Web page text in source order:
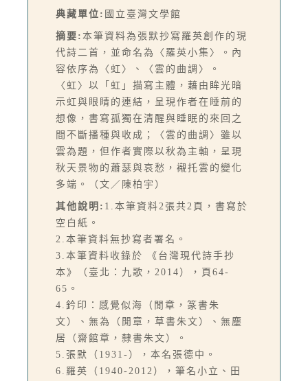
典藏單位: 國立臺灣文學館
摘要: 本筆資料為張默抄寫羅英創作的現
代詩二首，並命名為〈羅英小集〉。內
容依序為〈虹〉、〈雲的曲調〉。
〈虹〉以「虹」描寫主體，藉由眸光暗
示虹與眼睛的連結，呈現作者在睡前的
想像，書寫孤獨在清醒與睡眠的來回之
間不斷播種與收成；〈雲的曲調〉雖以
雲為題，但作者實際以秋為主軸，呈現
秋天景物的蕭瑟與哀愁，襯托雲的變化
多端。（文／陳柏宇）
其他說明: 1.本筆資料2張共2頁，書寫於
空白紙。
2.本筆資料無抄寫者署名。
3.本筆資料收錄於 《台灣現代詩手抄
本》（臺北：九歌，2014），頁64-
65。
4.鈐印：感覺似海（閒章，篆書朱
文）、無為（閒章，草書朱文）、無塵
居（齋館章，隸書朱文）。
5.張默（1931-），本名張德中。
6.羅英（1940-2012），筆名小立、田